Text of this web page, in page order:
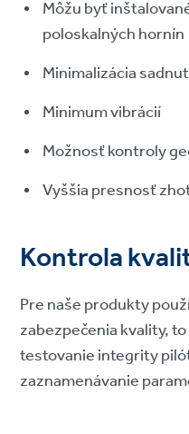
Môžu byť
poloskalných hornín
Minimalizácia
Minimum vibrácií
Možnosť kontroly
Vyššia presnosť
Kontrola
Pre naše produkty
zabezpečenia kvality,
testovanie integrity
zaznamenávanie